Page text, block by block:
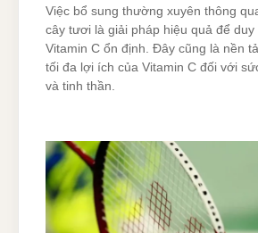
Việc bổ sung thường xuyên thông
cây tươi là giải pháp hiệu quả để
Vitamin C ổn định. Đây cũng là nền
tối đa lợi ích của Vitamin C đối với
và tinh thần.